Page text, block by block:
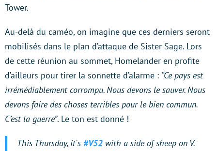
Tower.
Au-delà du caméo, on imagine que ces derniers seront
mobilisés dans le plan d’attaque de Sister Sage. Lors
de cette réunion au sommet, Homelander en profite
d’ailleurs pour tirer la sonnette d’alarme : “Ce pays est
irrémédiablement corrompu. Nous devons le sauver. Nous
devons faire des choses terribles pour le bien commun.
C’est la guerre”. Le ton est donné !
This Thursday, it's #V52 with a side of sheep on V.